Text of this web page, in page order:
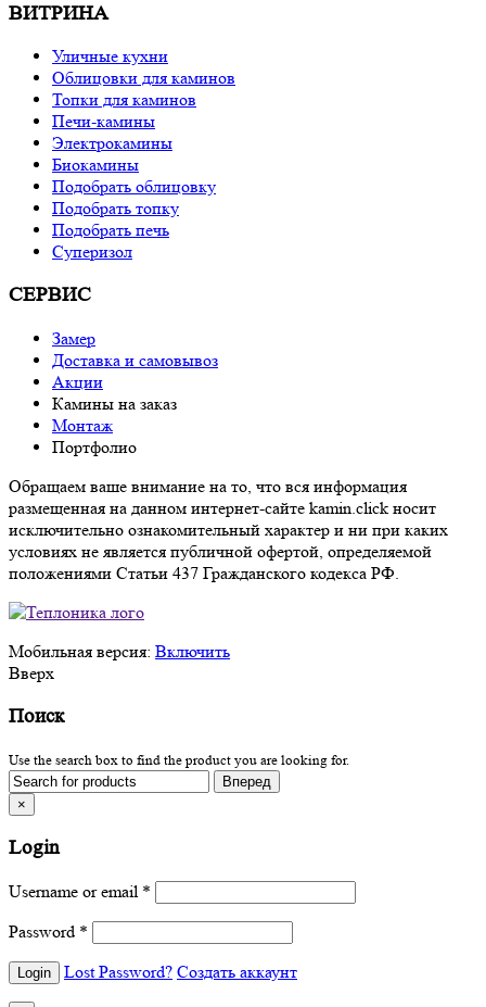
ВИТРИНА
Уличные кухни
Облицовки для каминов
Топки для каминов
Печи-камины
Электрокамины
Биокамины
Подобрать облицовку
Подобрать топку
Подобрать печь
Суперизол
СЕРВИС
Замер
Доставка и самовывоз
Акции
Камины на заказ
Монтаж
Портфолио
Обращаем ваше внимание на то, что вся информация
размещенная на данном интернет-сайте kamin.click носит
исключительно ознакомительный характер и ни при каких
условиях не является публичной офертой, определяемой
положениями Статьи 437 Гражданского кодекса РФ.
Мобильная версия: Включить
Вверх
Поиск
Use the search box to find the product you are looking for.
×
Login
Username or email *
Password *
Lost Password? Создать аккаунт